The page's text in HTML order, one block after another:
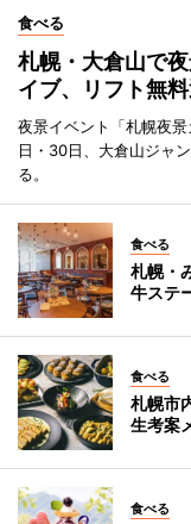
食べる
札幌・大倉山で
イブ、リフト無
夜景イベント「札幌夜
日・30日、大倉山ジャ
る。
食べる
札幌・
牛ステ
食べる
札幌市
生考案
食べる